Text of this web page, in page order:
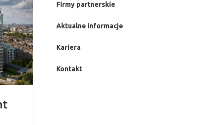
Firmy partnerskie
Aktualne informacje
Kariera
Kontakt